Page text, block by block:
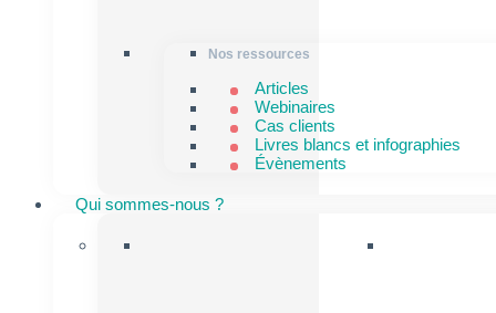
Nos ressources
Articles
Webinaires
Cas clients
Livres blancs et infographies
Évènements
Qui sommes-nous ?